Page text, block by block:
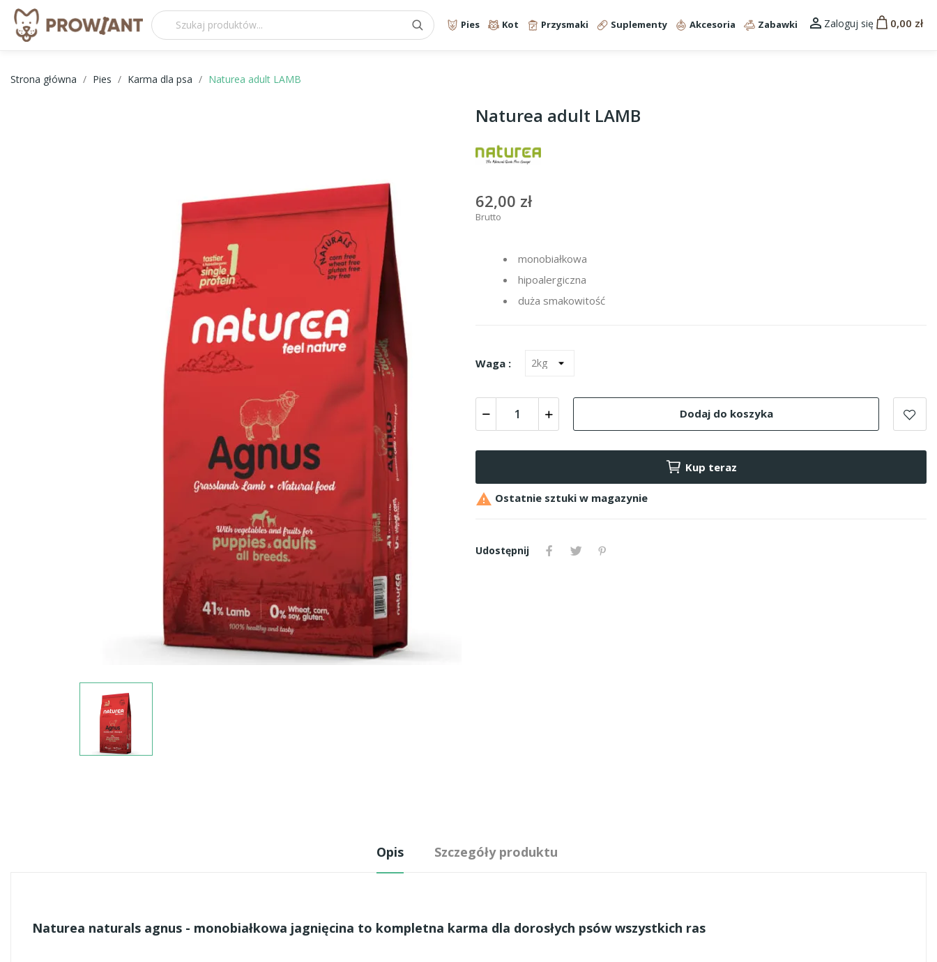
Pies Kot Przysmaki Suplementy Akcesoria Zabawki  Zaloguj się 0,00 zł
Strona główna Pies Karma dla psa Naturea adult LAMB
Naturea adult LAMB
62,00 zł
Brutto
monobiałkowa
hipoalergiczna
duża smakowitość
Waga :
Dodaj do koszyka
Kup teraz
 Ostatnie sztuki w magazynie
Udostępnij
Opis Szczegóły produktu
Naturea naturals agnus - monobiałkowa jagnięcina to kompletna karma dla dorosłych psów wszystkich ras